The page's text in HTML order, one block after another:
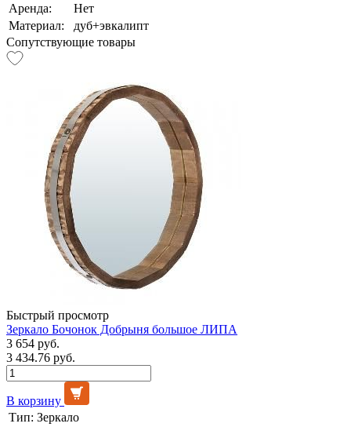
Аренда:
Нет
Материал:
дуб+эвкалипт
Сопутствующие товары
Быстрый просмотр
Зеркало Бочонок Добрыня большое ЛИПА
3 654 руб.
3 434.76 руб.
В корзину
Тип: Зеркало